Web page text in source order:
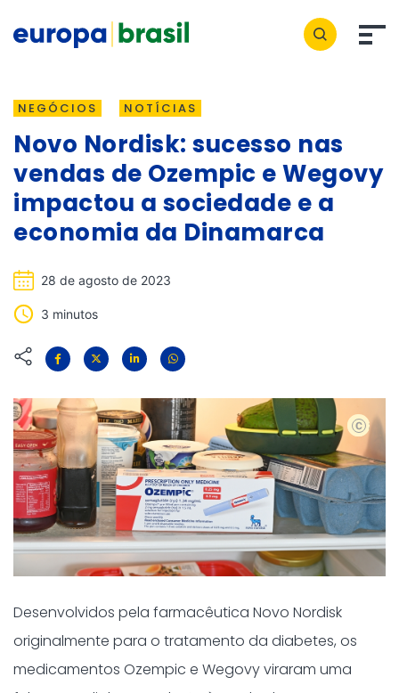
NEGÓCIOS NOTÍCIAS
Novo Nordisk: sucesso nas
vendas de Ozempic e Wegovy
impactou a sociedade e a
economia da Dinamarca
28 de agosto de 2023
3 minutos
Desenvolvidos pela farmacêutica Novo Nordisk
originalmente para o tratamento da diabetes, os
medicamentos Ozempic e Wegovy viraram uma